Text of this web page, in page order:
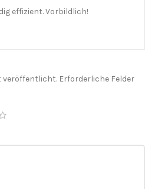
effizient. Vorbildlich!
veröffentlicht. Erforderliche Felder